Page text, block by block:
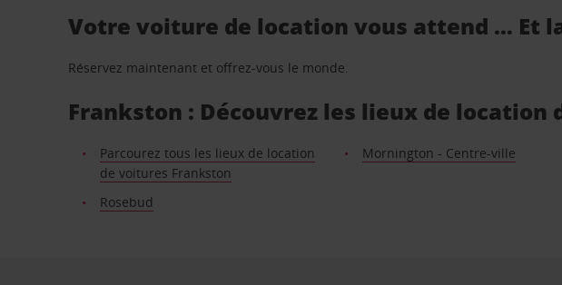
Votre voiture de location vous attend … Et
Réservez maintenant et offrez-vous le monde.
Frankston : Découvrez les lieux de
Parcourez tous les lieux de location
de voitures Frankston
Mornington - Centre-ville
Rosebud